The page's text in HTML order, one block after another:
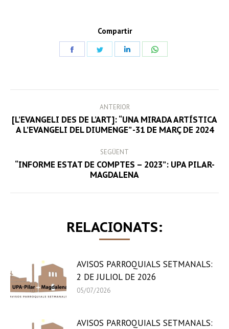
Compartir
NAVIGATION
ANTERIOR
Previous
[L’EVANGELI DES DE L’ART]: “UNA MIRADA ARTÍSTICA
A L’EVANGELI DEL DIUMENGE” -31 DE MARÇ DE 2024
SEGÜENT
Next
“INFORME ESTAT DE COMPTES – 2023”: UPA PILAR-
MAGDALENA
RELACIONATS:
AVISOS PARROQUIALS SETMANALS:
2 DE JULIOL DE 2026
05/07/2026
AVISOS PARROQUIALS SETMANALS: